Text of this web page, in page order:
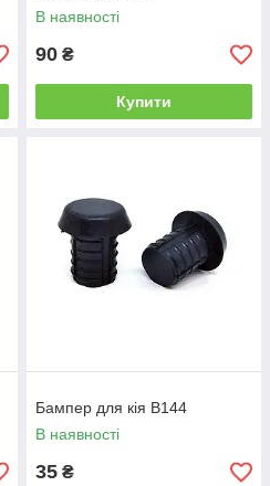
В наявності
90 ₴
Купити
Бампер для кія B144
В наявності
35 ₴